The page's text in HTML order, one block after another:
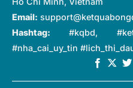
Với đội bóng: Việc
nằm trong top đầu
hàng công cũng
triển khai chiến
xuất sắc không chỉ
Email:
Hashtag: #kqbd,
#nha_cai_uy_tin